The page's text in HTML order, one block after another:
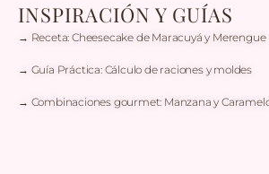
INSPIRACIÓN Y GUÍAS
→ Receta: Cheesecake de Maracuyá y Merengue
→ Guía Práctica: Cálculo de raciones y moldes
→ Combinaciones gourmet: Manzana y